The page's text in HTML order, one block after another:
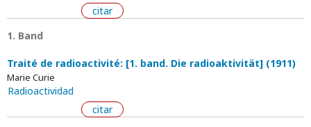
citar
1. Band
Traité de radioactivité: [1. band. Die radioaktivität] (1911)
Marie Curie
Radioactividad
citar